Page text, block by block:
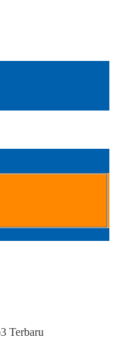
Terbaru